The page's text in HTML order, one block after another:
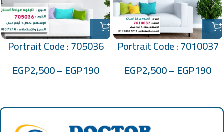
Portrait Code : 7010037
EGP190
–
EGP2,500
Portrait Code : 705036
EGP190
–
EGP2,500